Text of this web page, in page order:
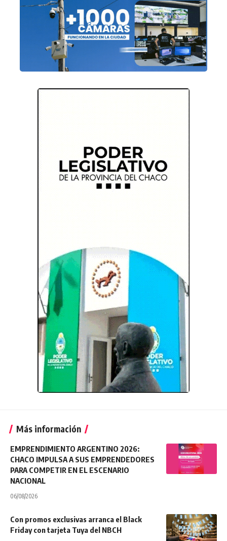
Más información
EMPRENDIMIENTO ARGENTINO 2026:
CHACO IMPULSA A SUS EMPRENDEDORES
PARA COMPETIR EN EL ESCENARIO
NACIONAL
06/08/2026
Con promos exclusivas arranca el Black
Friday con tarjeta Tuya del NBCH